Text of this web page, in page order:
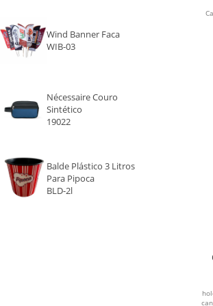
FUMÊ
COLORIDO
AZUL ESCURO
VERDE ESCURO
Wind Banner Faca
WIB-03
Nécessaire Couro
Sintético
19022
Balde Plástico 3 Litros
Para Pipoca
BLD-2l